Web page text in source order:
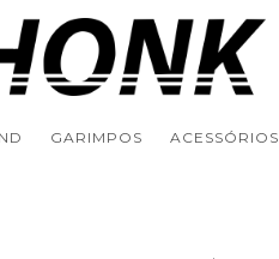
GARIMPOS ACESSÓRIOS